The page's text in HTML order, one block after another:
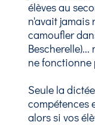
élèves au
n'avait jamais
camoufler
ne fonctionne
Seule la
compétences
alors si vos